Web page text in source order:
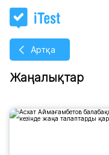
Артқа
Жаңалықтар